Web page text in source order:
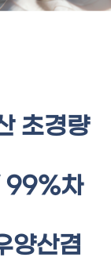
초경량
차
양산겸